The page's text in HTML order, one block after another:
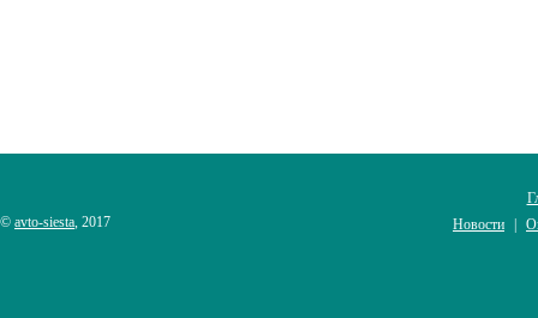
© avto-siesta, 2017
Новости